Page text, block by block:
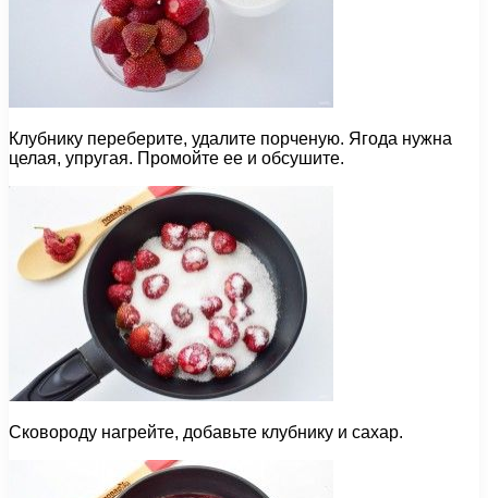
Клубнику переберите, удалите порченую. Ягода нужна
целая, упругая. Промойте ее и обсушите.
Сковороду нагрейте, добавьте клубнику и сахар.